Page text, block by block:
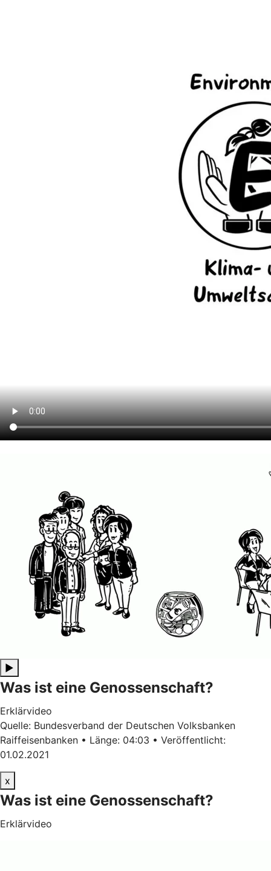
▶
Was ist eine Genossenschaft?
Erklärvideo
Quelle: Bundesverband der Deutschen Volksbanken
Raiffeisenbanken • Länge: 04:03 • Veröffentlicht:
01.02.2021
x
Was ist eine Genossenschaft?
Erklärvideo